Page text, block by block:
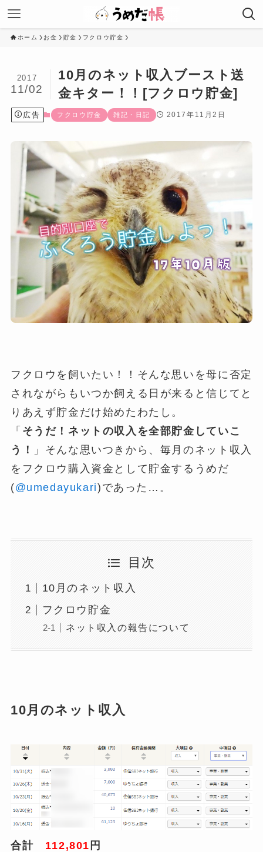
ホーム お金 貯金 フクロウ貯金
10月のネット収入ブースト送
金キター！！[フクロウ貯金]
2017
11/02
広告 フクロウ貯金 雑記・日記 2017年11月2日
フクロウを飼いたい！！そんな思いを母に否定
されながらもいつか飼える日が来ると信じてと
りあえず貯金だけ始めたわたし。
「 そうだ！ネットの収入を全部貯金していこ
う！
」そんな思いつきから、毎月のネット収入
をフクロウ購入資金として貯金するうめだ
(@umedayukari)であった…。
目次
10月のネット収入
フクロウ貯金
ネット収入の報告について
10月のネット収入
合計 112,801 円